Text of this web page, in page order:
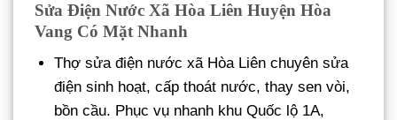
Sửa Điện Nước Xã Hòa Liên Huyện Hòa
Vang Có Mặt Nhanh
Thợ sửa điện nước xã Hòa Liên chuyên sửa
điện sinh hoạt, cấp thoát nước, thay sen vòi,
bồn cầu. Phục vụ nhanh khu Quốc lộ 1A,